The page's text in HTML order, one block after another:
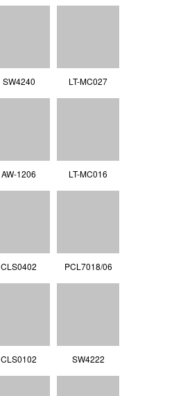
SW4240 LT-MC027
AW-1206 LT-MC016
CLS0402 PCL7018/06
CLS0102 SW4222